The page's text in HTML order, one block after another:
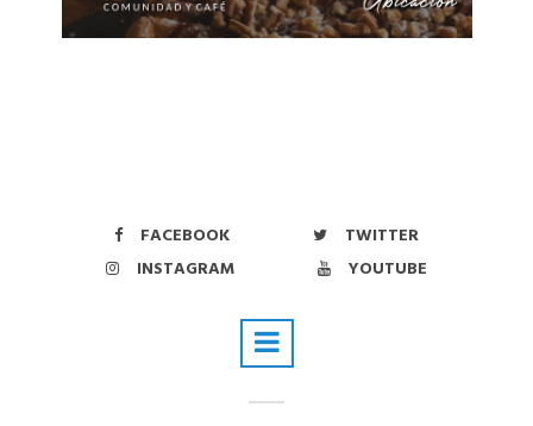
FACEBOOK
TWITTER
INSTAGRAM
YOUTUBE